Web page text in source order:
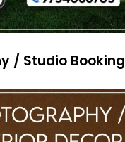
/ Studio Booking